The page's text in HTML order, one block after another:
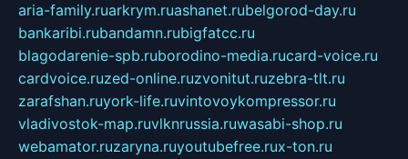
aria-family.ruarkrym.ruashanet.rubelgorod-day.ru
bankaribi.rubandamn.rubigfatcc.ru
blagodarenie-spb.ruborodino-media.rucard-voice.ru
cardvoice.ruzed-online.ruzvonitut.ruzebra-tlt.ru
zarafshan.ruyork-life.ruvintovoykompressor.ru
vladivostok-map.ruvlknrussia.ruwasabi-shop.ru
webamator.ruzaryna.ruyoutubefree.rux-ton.ru